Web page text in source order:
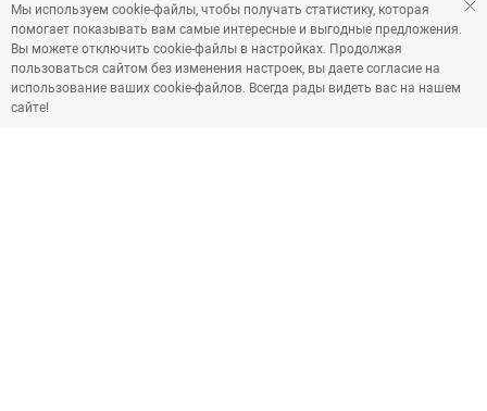
Мы используем cookie-файлы, чтобы получать статистику, которая
помогает показывать вам самые интересные и выгодные предложения.
Вы можете отключить cookie-файлы в настройках. Продолжая
пользоваться сайтом без изменения настроек, вы даете согласие на
использование ваших cookie-файлов. Всегда рады видеть вас на нашем
сайте!